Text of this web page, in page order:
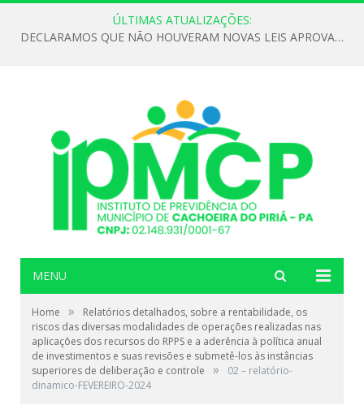
ÚLTIMAS ATUALIZAÇÕES:
DECLARAMOS QUE NÃO HOUVERAM NOVAS LEIS APROVADAS ATÉ O MOMENTO PARA O INSTITUTO DE PREVIDÊNCIA NO ANO DE 2026
MENU
Home »
Relatórios detalhados, sobre a rentabilidade, os
riscos das diversas modalidades de operações realizadas nas
aplicações dos recursos do RPPS e a aderência à política anual
de investimentos e suas revisões e submetê-los às instâncias
superiores de deliberação e controle
»
02 – relatório-
dinamico-FEVEREIRO-2024